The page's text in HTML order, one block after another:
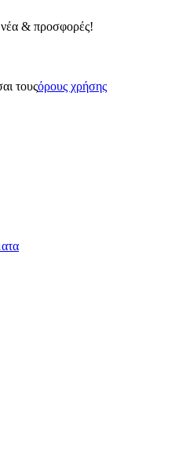
μέρους σας χρήση της
μέσων κοινωνικής
& προσφορές!
τουςόρους χρήσης